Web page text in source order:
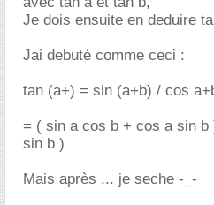
Je dois ensuite en deduire
Jai debuté comme ceci :
tan (a+) = sin (a+b) / cos
= ( sin a cos b + cos a sin
sin b )
Mais après ... je seche -_-